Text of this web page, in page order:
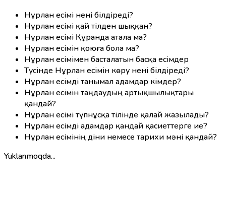
Нұрлан есімі нені білдіреді?
Нұрлан есімі қай тілден шыққан?
Нұрлан есімі Құранда атала ма?
Нұрлан есімін қоюға бола ма?
Нұрлан есімімен басталатын басқа есімдер
Түсінде Нұрлан есімін көру нені білдіреді?
Нұрлан есімді танымал адамдар кімдер?
Нұрлан есімін таңдаудың артықшылықтары
қандай?
Нұрлан есімі түпнұсқа тілінде қалай жазылады?
Нұрлан есімді адамдар қандай қасиеттерге ие?
Нұрлан есімінің діни немесе тарихи мәні қандай?
Yuklanmoqda...